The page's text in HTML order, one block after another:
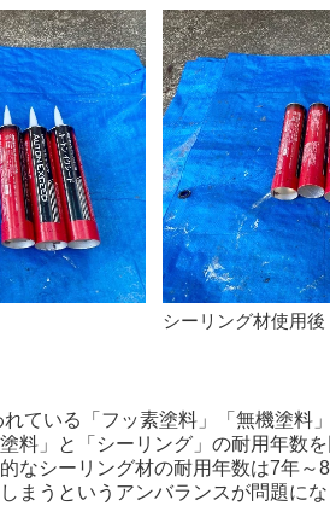
シーリング材使用後
ている「フッ素塗料」「無機塗料
料」と「シーリング」の耐用年数
なシーリング材の耐用年数は7年～
まうというアンバランスが問題にな